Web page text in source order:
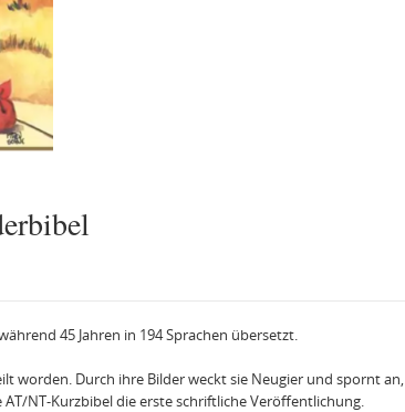
45 Jahren in 194 Sprachen übersetzt.
worden. Durch ihre Bilder weckt sie Neugier und spornt an,
NT-Kurzbibel die erste schriftliche Veröffentlichung.